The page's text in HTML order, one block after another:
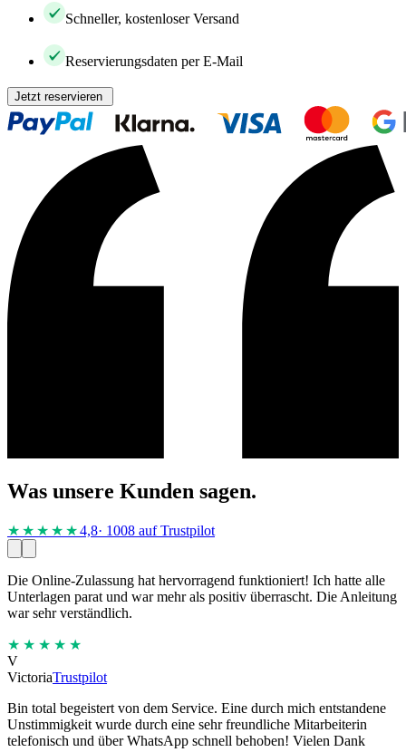
Schneller, kostenloser Versand
Reservierungsdaten per E-Mail
Jetzt reservieren
Was unsere Kunden sagen.
★★★★ ★4,8· 1008 auf Trustpilot
Die Online-Zulassung hat hervorragend funktioniert! Ich hatte alle
Unterlagen parat und war mehr als positiv überrascht. Die Anleitung
war sehr verständlich.
★★★★★
V
VictoriaTrustpilot
Bin total begeistert von dem Service. Eine durch mich entstandene
Unstimmigkeit wurde durch eine sehr freundliche Mitarbeiterin
telefonisch und über WhatsApp schnell behoben! Vielen Dank